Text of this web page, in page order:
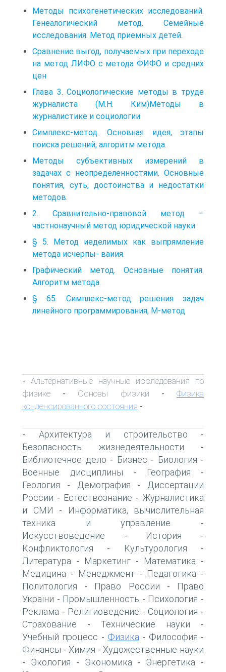
Методы психогенетических исследований.
Генеалогический метод. Семейные
исследования. Метод приемных детей.
Сравнение выгод, получаемых при переходе
на метод ЛИФО с метода ФИФО и средних
цен
Глава 3. Социологические методы в труде
журналиста (М.Н. Ким)Методы в
журналистике и социологии
Симплекс-метод. Основная идея, этапы
поиска решений, алгоритм метода.
Методы субъективных измерений в
задачах с неопределенностями. Основные
понятия, суть, достоинства и недостатки
методов.
2. Сравнительно-правовой метод –
частнонаучный метод юридической науки
§ 5. Метод иеделимых как выпрямление
метода исчерпы- ваиия.
Графический метод. Основные понятия.
Алгоритм метода
§ 65. Симплекс-метод решения задач
линейного программирования, М-метод
- Альтернативные научные исследования по
физике - Основы физики -Физика
конденсированного состояния -
- Архитектура и строительство -
Безопасность жизнедеятельности -
Библиотечное дело - Бизнес - Биология -
Военные дисциплины - География -
Геология - Демография -
Диссертации
России - Естествознание - Журналистика
и СМИ -
Информатика, вычислительная
техника и управление -
Искусствоведение - История -
Конфликтология - Культурология -
Литература - Маркетинг - Математика -
Медицина - Менеджмент - Педагогика -
Политология - Право России -
Право
України - Промышленность - Психология -
Реклама - Религиоведение - Социология -
Страхование - Технические науки -
Учебный процесс - Физика - Философия -
Финансы - Химия - Художественные науки
- Экология - Экономика - Энергетика -